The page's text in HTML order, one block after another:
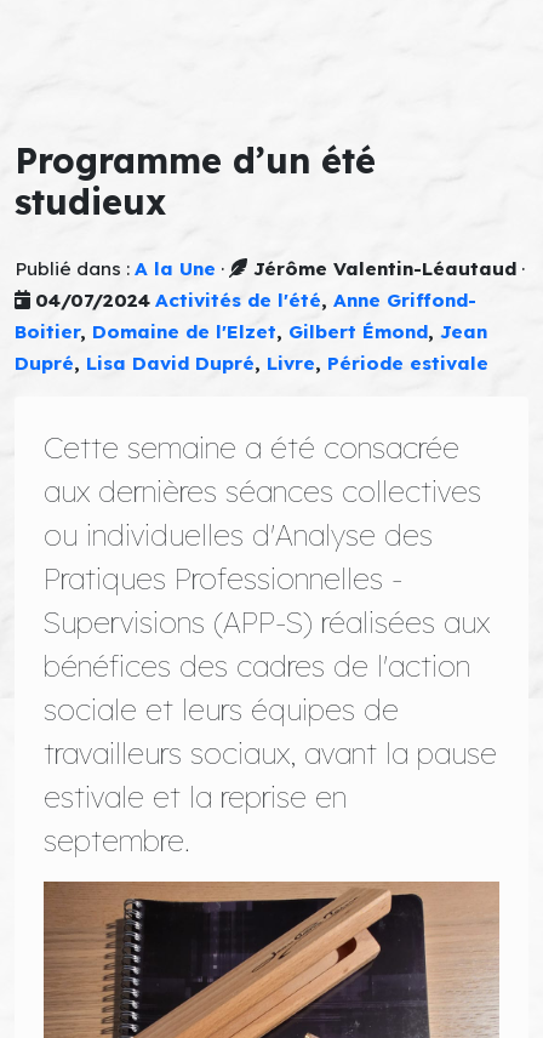
Programme d’un été
studieux
Publié dans : A la Une · Jérôme Valentin-Léautaud ·
04/07/2024 Activités de l'été,Anne Griffond-
Boitier, Domaine de l'Elzet, Gilbert Émond, Jean
Dupré, Lisa David Dupré, Livre, Période estivale
Cette semaine a été consacrée
aux dernières séances collectives
ou individuelles d'Analyse des
Pratiques Professionnelles -
Supervisions (APP-S) réalisées aux
bénéfices des cadres de l'action
sociale et leurs équipes de
travailleurs sociaux, avant la pause
estivale et la reprise en
septembre.